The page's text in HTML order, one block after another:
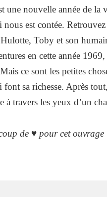
une nouvelle année de la
est contée.
Toby et son
en cette année
ce sont les petites
sa richesse. Après
travers les yeux d’un
de ♥ pour cet ouvrage